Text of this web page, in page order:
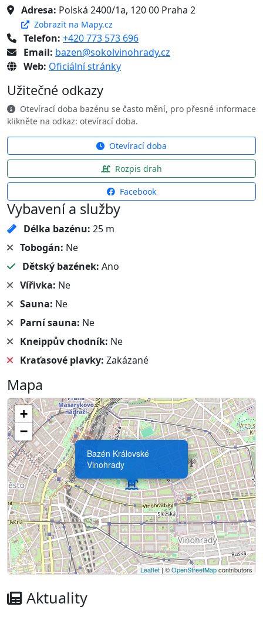
Adresa: Polská 2400/1a, 120 00 Praha 2
Zobrazit na Mapy.cz
Telefon: +420 773 573 696
Email: bazen@sokolvinohrady.cz
Web: Oficiální stránky
Užitečné odkazy
Otevírací doba bazénu se často mění, pro přesné informace
klikněte na odkaz: otevírací doba.
Otevírací doba
Rozpis drah
Facebook
Vybavení a služby
Délka bazénu: 25 m
Tobogán: Ne
Dětský bazének: Ano
Vířivka: Ne
Sauna: Ne
Parní sauna: Ne
Kneippův chodník: Ne
Kraťasové plavky: Zakázané
Mapa
Bazén Královské
Vinohrady
+
−
Leaflet | ©OpenStreetMapcontributors
Aktuality